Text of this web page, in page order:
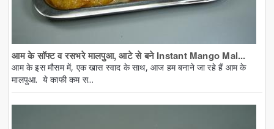
आम के सॉफ्ट व रसभरे मालपुआ, आटे से बने Instant Mango Mal...
आम के इस मौसम में, एक खास स्वाद के साथ, आज हम बनाने जा रहे हैं आम के
मालपुआ. ये काफी कम स...